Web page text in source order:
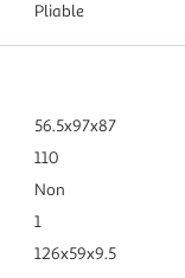
Pliable
56.5x97x87
110
Non
1
126x59x9.5